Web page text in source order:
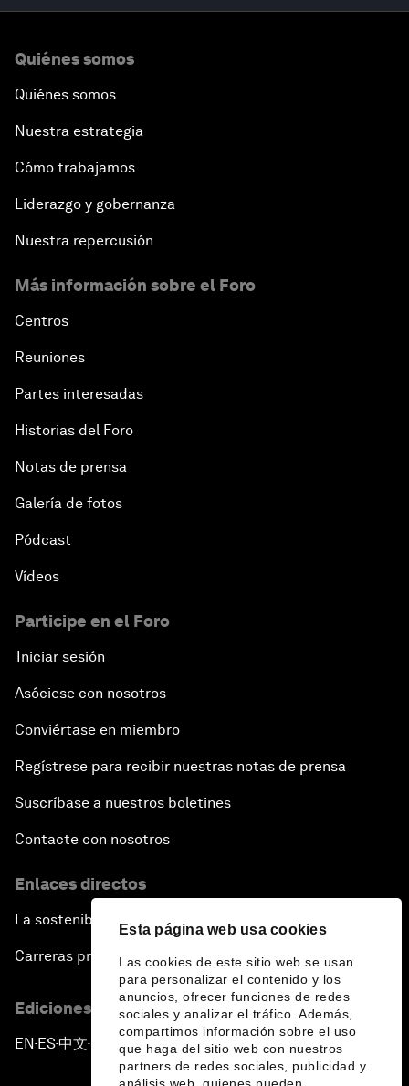
Esta página web usa cookies
Las cookies de este sitio web se usan
para personalizar el contenido y los
anuncios, ofrecer funciones de redes
sociales y analizar el tráfico. Además,
compartimos información sobre el uso
que haga del sitio web con nuestros
partners de redes sociales, publicidad y
Quiénes somos
Quiénes somos
Nuestra estrategia
Cómo trabajamos
Liderazgo y gobernanza
Nuestra repercusión
Más información sobre el Foro
Centros
Reuniones
Partes interesadas
Historias del Foro
Notas de prensa
Galería de fotos
Pódcast
Vídeos
Participe en el Foro
Iniciar sesión
Asóciese con nosotros
Conviértase en miembro
Regístrese para recibir nuestras notas de prensa
Suscríbase a nuestros boletines
Contacte con nosotros
Enlaces directos
La sostenibilidad en el Foro
Carreras profesionales
Ediciones en otros idiomas
EN ▪ ES▪中文▪ 日本語